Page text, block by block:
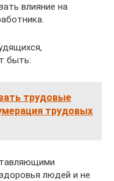
влияние на
быть:
трудовые
трудовых
людей и не